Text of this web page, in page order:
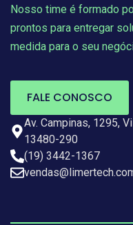
Nosso time é formado
prontos para entregar
medida para o seu
FALE CONOSCO
Av. Campinas, 1295,
13480-290
(19) 3442-1367